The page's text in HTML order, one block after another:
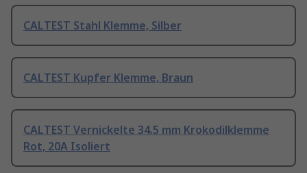
CALTEST Stahl Klemme, Silber
CALTEST Kupfer Klemme, Braun
CALTEST Vernickelte 34.5 mm Krokodilklemme
Rot, 20A Isoliert